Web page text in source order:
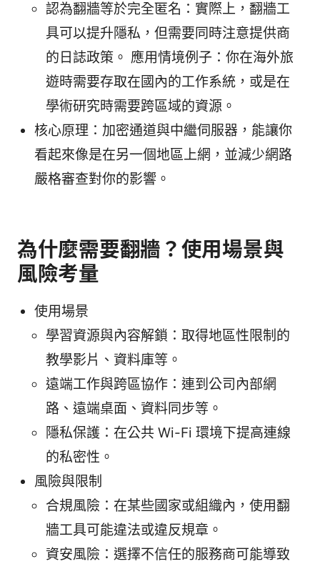
認為翻牆等於完全匿名：實際上，翻牆工
具可以提升隱私，但需要同時注意提供商
的日誌政策。 應用情境例子：你在海外旅
遊時需要存取在國內的工作系統，或是在
學術研究時需要跨區域的資源。
核心原理：加密通道與中繼伺服器，能讓你
看起來像是在另一個地區上網，並減少網路
嚴格審查對你的影響。
為什麼需要翻牆？使用場景與
風險考量
使用場景
學習資源與內容解鎖：取得地區性限制的
教學影片、資料庫等。
遠端工作與跨區協作：連到公司內部網
路、遠端桌面、資料同步等。
隱私保護：在公共 Wi-Fi 環境下提高連線
的私密性。
風險與限制
合規風險：在某些國家或組織內，使用翻
牆工具可能違法或違反規章。
資安風險：選擇不信任的服務商可能導致